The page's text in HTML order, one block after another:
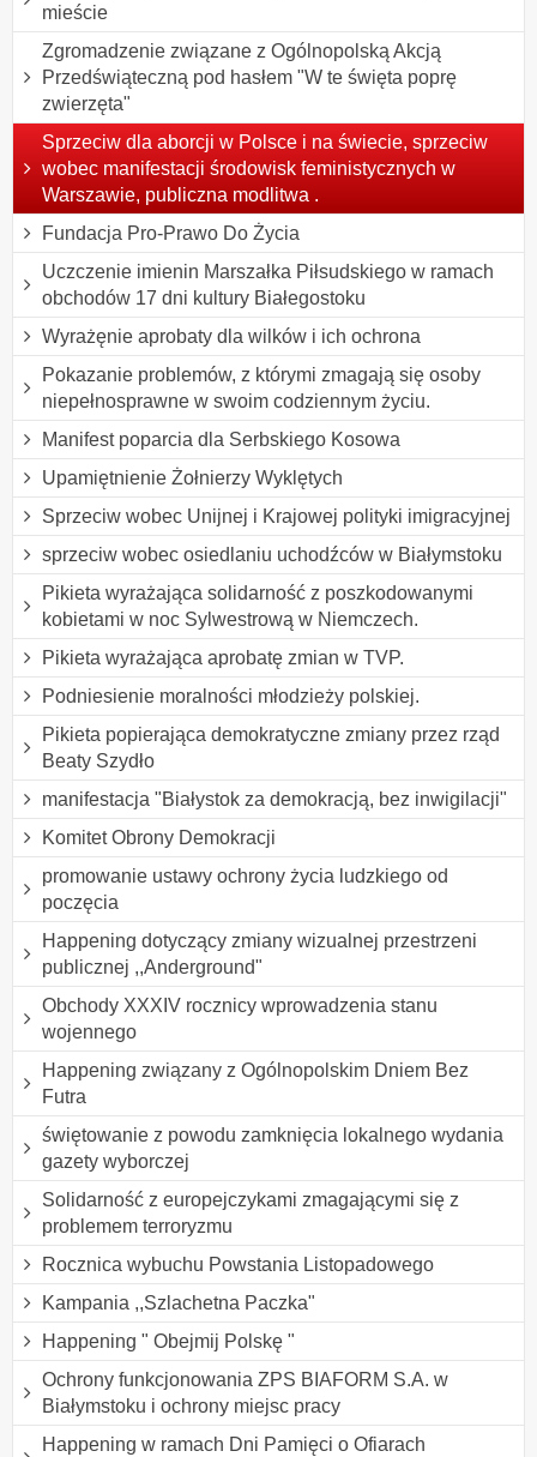
mieście
Zgromadzenie związane z Ogólnopolską Akcją
Przedświąteczną pod hasłem "W te święta poprę
zwierzęta"
Sprzeciw dla aborcji w Polsce i na świecie, sprzeciw
wobec manifestacji środowisk feministycznych w
Warszawie, publiczna modlitwa .
Fundacja Pro-Prawo Do Życia
Uczczenie imienin Marszałka Piłsudskiego w ramach
obchodów 17 dni kultury Białegostoku
Wyrażęnie aprobaty dla wilków i ich ochrona
Pokazanie problemów, z którymi zmagają się osoby
niepełnosprawne w swoim codziennym życiu.
Manifest poparcia dla Serbskiego Kosowa
Upamiętnienie Żołnierzy Wyklętych
Sprzeciw wobec Unijnej i Krajowej polityki imigracyjnej
sprzeciw wobec osiedlaniu uchodźców w Białymstoku
Pikieta wyrażająca solidarność z poszkodowanymi
kobietami w noc Sylwestrową w Niemczech.
Pikieta wyrażająca aprobatę zmian w TVP.
Podniesienie moralności młodzieży polskiej.
Pikieta popierająca demokratyczne zmiany przez rząd
Beaty Szydło
manifestacja "Białystok za demokracją, bez inwigilacji"
Komitet Obrony Demokracji
promowanie ustawy ochrony życia ludzkiego od
poczęcia
Happening dotyczący zmiany wizualnej przestrzeni
publicznej ,,Anderground"
Obchody XXXIV rocznicy wprowadzenia stanu
wojennego
Happening związany z Ogólnopolskim Dniem Bez
Futra
świętowanie z powodu zamknięcia lokalnego wydania
gazety wyborczej
Solidarność z europejczykami zmagającymi się z
problemem terroryzmu
Rocznica wybuchu Powstania Listopadowego
Kampania ,,Szlachetna Paczka"
Happening " Obejmij Polskę "
Ochrony funkcjonowania ZPS BIAFORM S.A. w
Białymstoku i ochrony miejsc pracy
Happening w ramach Dni Pamięci o Ofiarach